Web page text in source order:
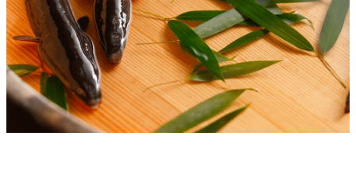
トレーダーヴ
ィックス 東京
ボートハウス
バー
RANSEN はな
れ
ルームサービス
ルームサービ
ス